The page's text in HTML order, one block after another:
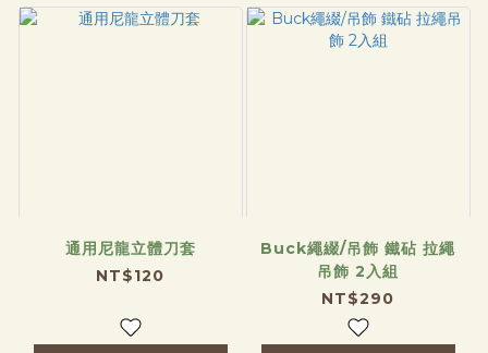
通用尼龍立體刀套
NT$120
Buck繩綴/吊飾 鐵砧 拉繩
吊飾 2入組
NT$290